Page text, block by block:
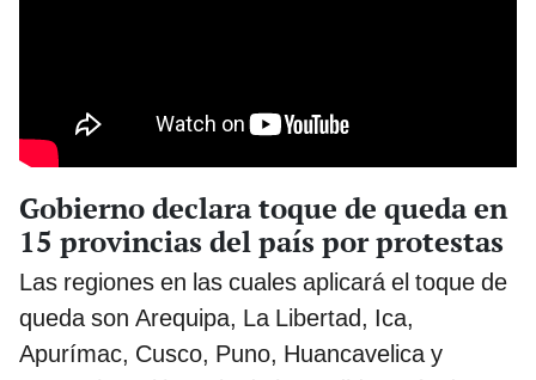
Gobierno declara toque de queda en
15 provincias del país por protestas
Las regiones en las cuales aplicará el toque de
queda son Arequipa, La Libertad, Ica,
Apurímac, Cusco, Puno, Huancavelica y